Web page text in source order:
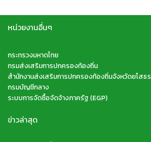
หน่วยงานอื่นๆ
กระทรวงมหาดไทย
กรมส่งเสริมการปกครองท้องถิ่น
สำนักงานส่งเสริมการปกครองท้องถิ่นจังหวัดยโสธร
กรมบัญชีกลาง
ระบบการจัดซื้อจัดจ้างภาครัฐ (EGP)
ข่าวล่าสุด